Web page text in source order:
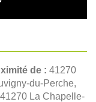
de : 41270
du-Perche,
La Chapelle-